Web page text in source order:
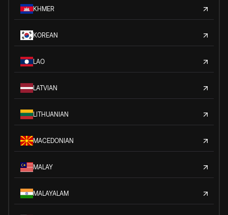
KHMER
KOREAN
LAO
LATVIAN
LITHUANIAN
MACEDONIAN
MALAY
MALAYALAM